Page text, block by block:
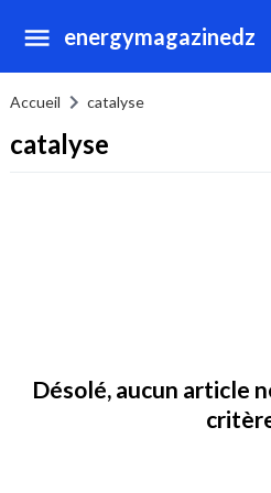
energymagazinedz
Accueil catalyse
catalyse
Désolé, aucun article